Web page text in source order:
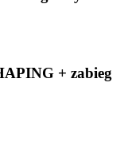
+ zabieg